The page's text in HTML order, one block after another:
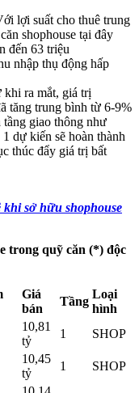
lợi suất cho thuê trung
shophouse tại đây
đến 63 triệu
nhập thụ động hấp
ra mắt, giá trị
tăng trung bình từ 6-9%
tầng giao thông như
dự kiến sẽ hoàn thành
thúc đẩy giá trị bất
sở hữu shophouse
trong quỹ căn (*) độc
Giá
bán
Tầng
Loại
hình
10,81
tỷ
1 SHOP
10,45
tỷ
1 SHOP